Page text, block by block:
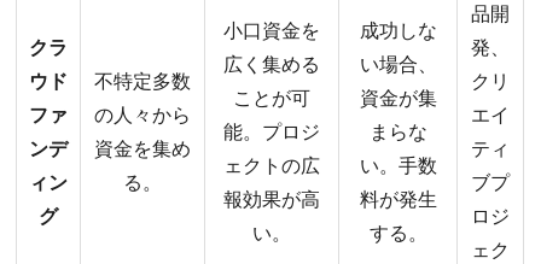
クラ
ウド
ファ
ンデ
ィン
グ
不特定多数
の人々から
資金を集め
る。
小口資金を
広く集める
ことが可
能。プロジ
ェクトの広
報効果が高
い。
成功しな
い場合、
資金が集
まらな
い。手数
料が発生
する。
品開
発、
クリ
エイ
ティ
ブプ
ロジ
ェク